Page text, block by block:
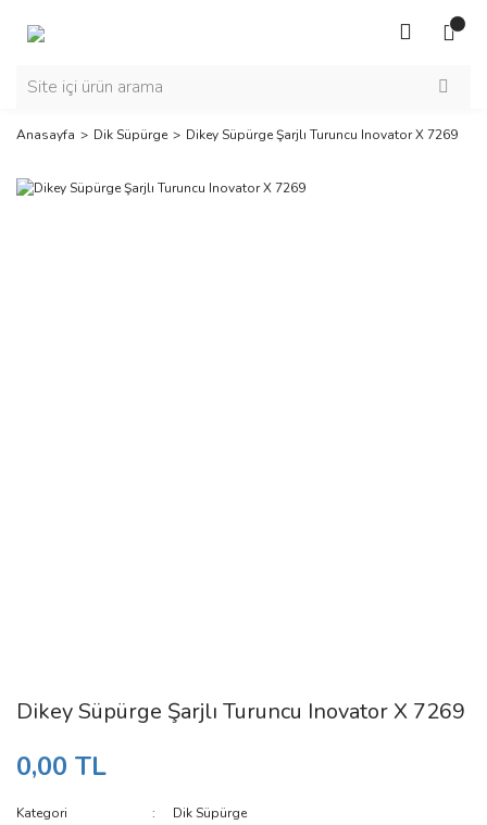
Anasayfa Dik Süpürge Dikey Süpürge Şarjlı Turuncu Inovator X 7269
Dikey Süpürge Şarjlı Turuncu Inovator X 7269
0,00 TL
Kategori
Dik Süpürge